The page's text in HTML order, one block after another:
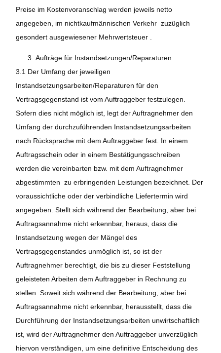
Preise im Kostenvoranschlag werden jeweils netto
angegeben, im nichtkaufmännischen Verkehr zuzüglich
gesondert ausgewiesener Mehrwertsteuer .
Aufträge für Instandsetzungen/Reparaturen
3.1 Der Umfang der jeweiligen
Instandsetzungsarbeiten/Reparaturen für den
Vertragsgegenstand ist vom Auftraggeber festzulegen.
Sofern dies nicht möglich ist, legt der Auftragnehmer den
Umfang der durchzuführenden Instandsetzungsarbeiten
nach Rücksprache mit dem Auftraggeber fest. In einem
Auftragsschein oder in einem Bestätigungsschreiben
werden die vereinbarten bzw. mit dem Auftragnehmer
abgestimmten zu erbringenden Leistungen bezeichnet. Der
voraussichtliche oder der verbindliche Liefertermin wird
angegeben. Stellt sich während der Bearbeitung, aber bei
Auftragsannahme nicht erkennbar, heraus, dass die
Instandsetzung wegen der Mängel des
Vertragsgegenstandes unmöglich ist, so ist der
Auftragnehmer berechtigt, die bis zu dieser Feststellung
geleisteten Arbeiten dem Auftraggeber in Rechnung zu
stellen. Soweit sich während der Bearbeitung, aber bei
Auftragsannahme nicht erkennbar, herausstellt, dass die
Durchführung der Instandsetzungsarbeiten unwirtschaftlich
ist, wird der Auftragnehmer den Auftraggeber unverzüglich
hiervon verständigen, um eine definitive Entscheidung des